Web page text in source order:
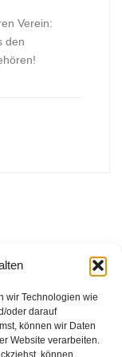
wir Technologien wie
oder darauf
können wir Daten
Website verarbeiten.
können
Verein:
den
Tel. 0 21 51 – 610